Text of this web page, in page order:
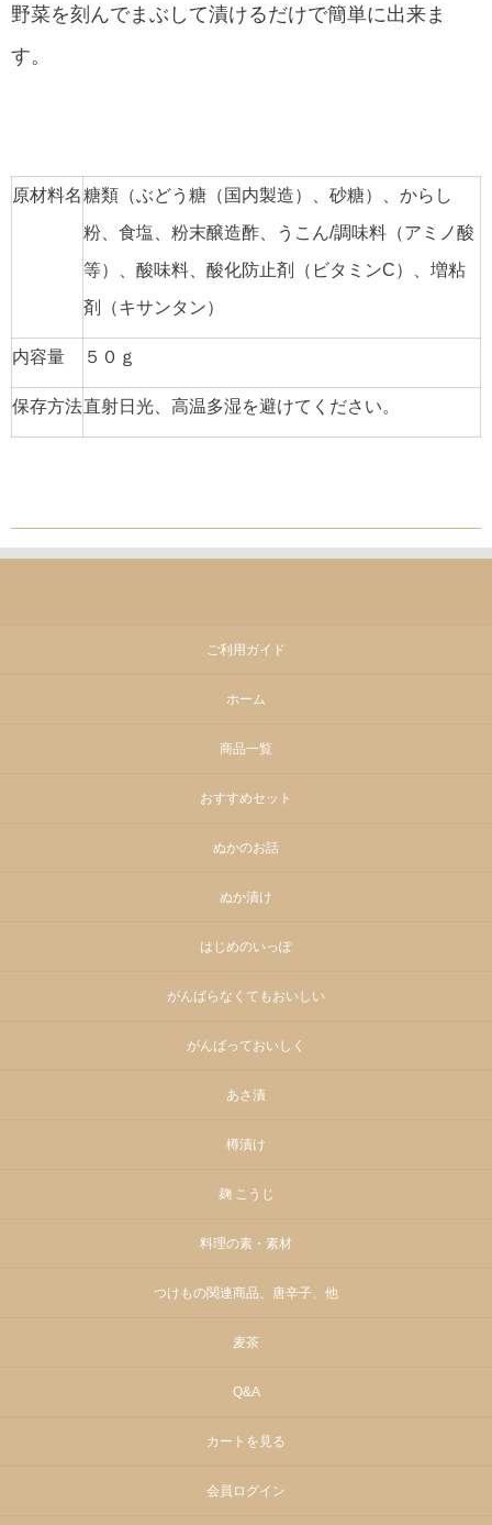
野菜を刻んでまぶして漬けるだけで簡単に出来ま
す。
原材料名糖類（ぶどう糖（国内製造）、砂糖）、からし
粉、食塩、粉末醸造酢、うこん/調味料（アミノ酸
等）、酸味料、酸化防止剤（ビタミンC）、増粘
剤（キサンタン）
内容量 ５０ｇ
保存方法直射日光、高温多湿を避けてください。
ご利用ガイド
ホーム
商品一覧
おすすめセット
ぬかのお話
ぬか漬け
はじめのいっぽ
がんばらなくてもおいしい
がんばっておいしく
あさ漬
樽漬け
麹 こうじ
料理の素・素材
つけもの関連商品、唐辛子、他
麦茶
Q&A
カートを見る
会員ログイン